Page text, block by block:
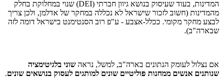
המדינות, בעוד שעיסוק בנושא גיוון חברתי (DEI) שנוי במחלוקת בחלק
מהמדינות (חשוב לזכור שישראל לא נכללה במחקר של אדלמן, ולכן צריך
לבצע מחקר מקומי. ככלל-אצבע - ע"פ רוב הסנטימנט בישראל דומה לזה
שבארה"ב).
אם נצלול לעומק הנתונים בארה"ב, למשל, נראה שוני בלגיטימציה
שנותנים אנשים ממחנות פוליטיים שונים למותגים לעסוק בנושאים שונים.